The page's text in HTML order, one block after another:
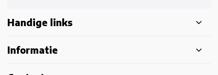
Handige links
Informatie